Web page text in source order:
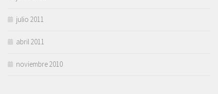
julio 2011
abril 2011
noviembre 2010